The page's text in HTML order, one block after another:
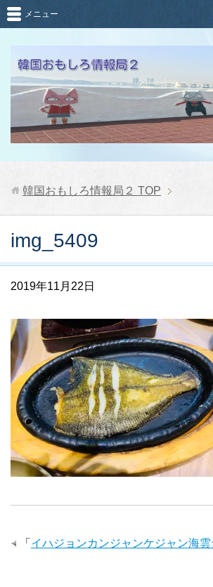
メニュー
韓国おもしろ情報局２ TOP
img_5409
2019年11月22日
「 イハジョンカンジャンケジャン海